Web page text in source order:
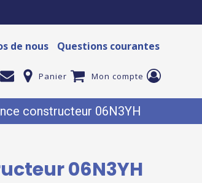
de nous Questions courantes
Panier Mon compte
constructeur 06N3YH
06N3YH